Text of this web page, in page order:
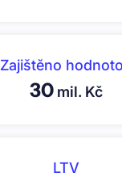
Zajištěno
30mil. Kč
LTV